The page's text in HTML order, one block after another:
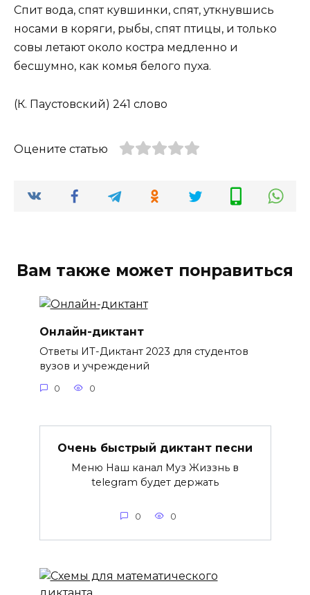
Спит вода, спят кувшинки, спят, уткнувшись
носами в коряги, рыбы, спят птицы, и только
совы летают около костра медленно и
бесшумно, как комья белого пуха.
(К. Паустовский) 241 слово
Оцените статью
Вам также может понравиться
Онлайн-диктант
Ответы ИТ-Диктант 2023 для студентов
вузов и учреждений
0 0
Очень быстрый диктант песни
Меню Наш канал Муз Жиззнь в
telegram будет держать
0 0